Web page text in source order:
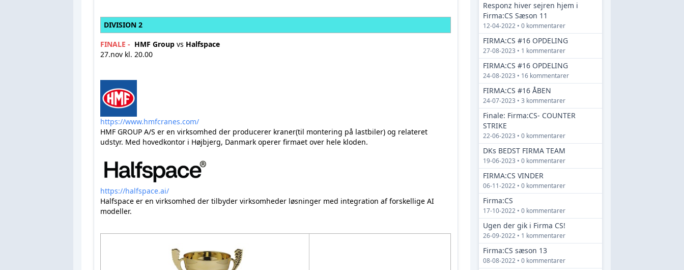
DIVISION 2
FINALE - HMF Group vs Halfspace
27.nov kl. 20.00
https://www.hmfcranes.com/
HMF GROUP A/S er en virksomhed der producerer kraner(til montering på lastbiler) og relateret
udstyr. Med hovedkontor i Højbjerg, Danmark operer firmaet over hele kloden.
https://halfspace.ai/
Halfspace er en virksomhed der tilbyder virksomheder løsninger med integration af forskellige AI
modeller.
Responz hiver sejren hjem i
Firma:CS Sæson 11
12-04-2022 • 0 kommentarer
FIRMA:CS #16 OPDELING
27-08-2023 • 1 kommentarer
FIRMA:CS #16 OPDELING
24-08-2023 • 16 kommentarer
FIRMA:CS #16 ÅBEN
24-07-2023 • 3 kommentarer
Finale: Firma:CS- COUNTER
STRIKE
22-06-2023 • 0 kommentarer
DKs BEDST FIRMA TEAM
19-06-2023 • 0 kommentarer
FIRMA:CS VINDER
06-11-2022 • 0 kommentarer
Firma:CS
17-10-2022 • 0 kommentarer
Ugen der gik i Firma CS!
26-09-2022 • 1 kommentarer
Firma:CS sæson 13
08-08-2022 • 0 kommentarer